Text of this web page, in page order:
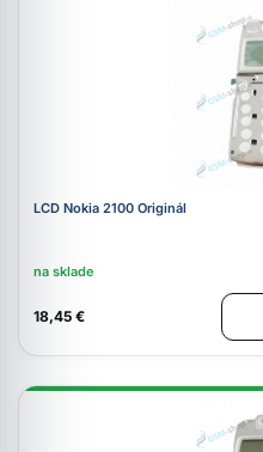
LCD Nokia 2100 Originál
na sklade
18,45 €